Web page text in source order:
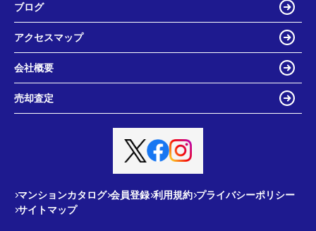
ブログ
アクセスマップ
会社概要
売却査定
マンションカタログ 会員登録 利用規約 プライバシーポリシー
サイトマップ